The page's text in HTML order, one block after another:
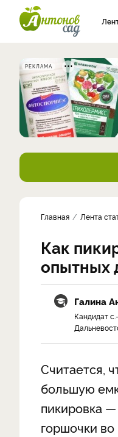
РЕКЛАМА
Главная Лента
Как
опытных
Галина
Кандидат
Считается,
большую
пикировка
горшочки